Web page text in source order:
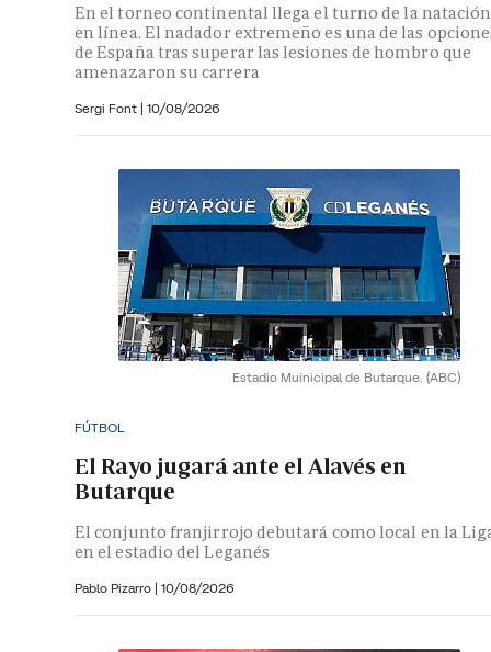
En el torneo continental llega el turno de la natación
en línea. El nadador extremeño es una de las
de España tras superar las lesiones de hombro que
amenazaron su carrera
Sergi Font | 10/08/2026
Estadio Muinicipal de Butarque. (ABC)
FÚTBOL
El Rayo jugará ante el Alavés en
Butarque
El conjunto franjirrojo debutará como local en la
en el estadio del Leganés
Pablo Pizarro | 10/08/2026